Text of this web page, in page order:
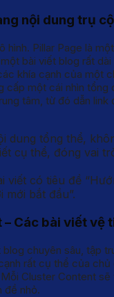
nội dung trụ
hình. Pillar Page là
bài viết blog rất
khía cạnh của một
cấp một cái nhìn tổng
tâm, từ đó dẫn link
dung tổng thể,
cụ thể, đóng vai
viết có tiêu đề
mới bắt đầu”.
Các bài viết vệ
chuyên sâu, tập
rất cụ thể của
Cluster Content
đề nhỏ.